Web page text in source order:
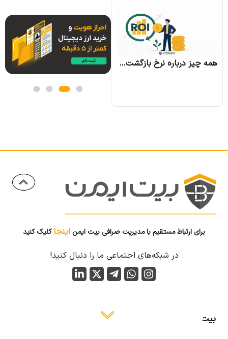
همه چیز درباره نرخ بازگشت سرمایه و نحوه محاسبه آن
برای ارتباط مستقیم با مدیریت صرافی بیت ایمن اینجاکلیک کنید
در شبکه‌های اجتماعی ما را دنبال کنید!
بیت ایمن